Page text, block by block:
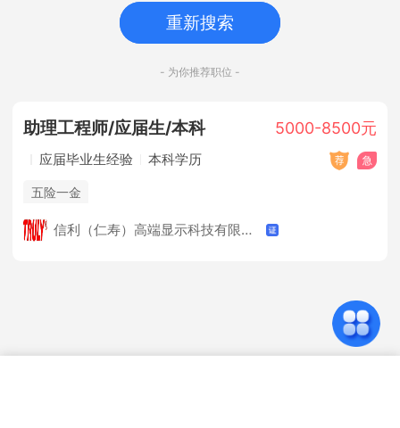
重新搜索
- 为你推荐职位 -
助理工程师/应届生/本科 5000-8500元
应届毕业生经验 本科学历
五险一金
信利（仁寿）高端显示科技有限公司